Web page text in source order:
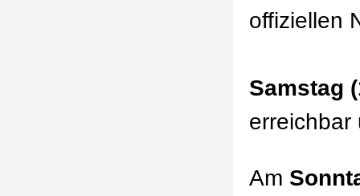
offiziellen
Samstag
erreichbar
Am